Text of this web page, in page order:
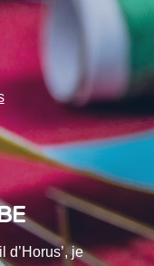
d’Horus’, je